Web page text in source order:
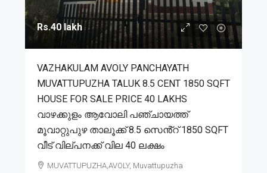
Rs.40 lakh
VAZHAKULAM AVOLY PANCHAYATH
MUVATTUPUZHA TALUK 8.5 CENT 1850 SQFT
HOUSE FOR SALE PRICE 40 LAKHS
വാഴക്കുളം ആവോലി പഞ്ചായത്ത്
മൂവാറ്റുപുഴ താലൂക്ക് 8.5 സെൻ്റ് 1850 SQFT
വീട് വില്പനക്ക് വില 40 ലക്ഷം
MUVATTUPUZHA,AVOLY, Muvattupuzha